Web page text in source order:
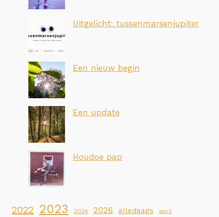
Uitgelicht: tussenmarsenjupiter
Een nieuw begin
Een update
Houdoe pap
2022 2023 2024 2026 alledaags april